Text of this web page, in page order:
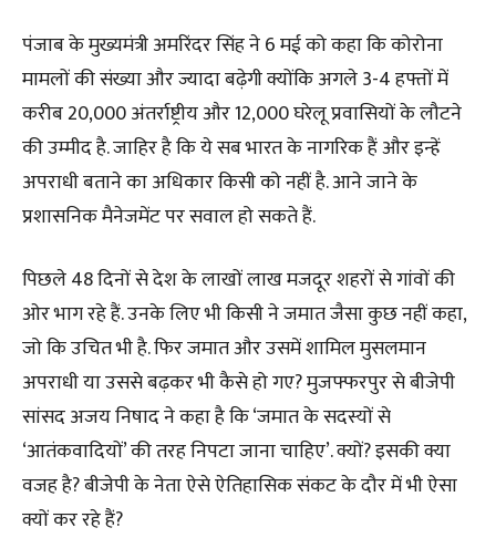
पंजाब के मुख्यमंत्री अमरिंदर सिंह ने 6 मई को कहा कि कोरोना
मामलों की संख्या और ज्यादा बढ़ेगी क्योंकि अगले 3-4 हफ्तों में
करीब 20,000 अंतर्राष्ट्रीय और 12,000 घरेलू प्रवासियों के लौटने
की उम्मीद है. जाहिर है कि ये सब भारत के नागरिक हैं और इन्हें
अपराधी बताने का अधिकार किसी को नहीं है. आने जाने के
प्रशासनिक मैनेजमेंट पर सवाल हो सकते हैं.
पिछले 48 दिनों से देश के लाखों लाख मजदूर शहरों से गांवों की
ओर भाग रहे हैं. उनके लिए भी किसी ने जमात जैसा कुछ नहीं कहा,
जो कि उचित भी है. फिर जमात और उसमें शामिल मुसलमान
अपराधी या उससे बढ़कर भी कैसे हो गए? मुजफ्फरपुर से बीजेपी
सांसद अजय निषाद ने कहा है कि ‘जमात के सदस्यों से
‘आतंकवादियों’ की तरह निपटा जाना चाहिए’. क्यों? इसकी क्या
वजह है? बीजेपी के नेता ऐसे ऐतिहासिक संकट के दौर में भी ऐसा
क्यों कर रहे हैं?